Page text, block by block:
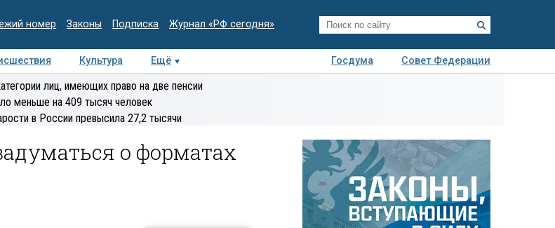
номер Законы Подписка Журнал «РФ сегодня»
Культура Ещё Госдума
Совет Федерации
Интервью Колумнисты
Деловая
лиц, имеющих право на две пенсии
меньше на 409 тысяч человек
в России превысила 27,2 тысячи
о форматах